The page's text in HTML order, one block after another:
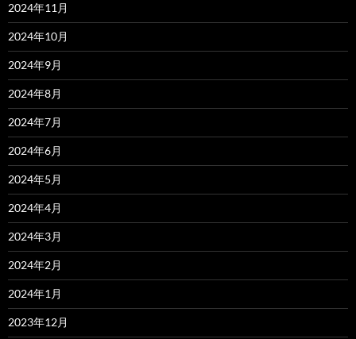
2024年11月
2024年10月
2024年9月
2024年8月
2024年7月
2024年6月
2024年5月
2024年4月
2024年3月
2024年2月
2024年1月
2023年12月